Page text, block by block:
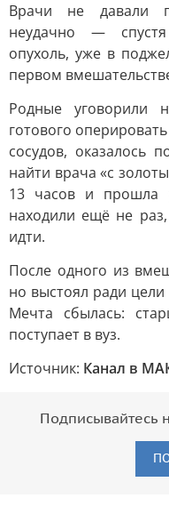
Врачи не давали
неудачно —
опухоль, уже в
первом
Родные уговорили
готового
сосудов, оказалось
найти врача «с
13 часов и прошла
находили ещё не
идти.
После одного из
но выстоял ради цели
Мечта сбылась:
поступает в вуз.
Источник: Канал в
Подписывайтесь